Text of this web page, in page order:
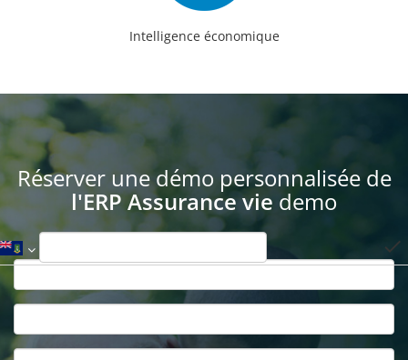
Intelligence économique
Réserver une démo personnalisée de
l'ERP Assurance vie demo
done